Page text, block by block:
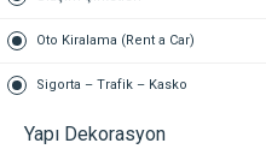
Oto Kiralama (Rent a Car)
Sigorta – Trafik – Kasko
Yapı Dekorasyon